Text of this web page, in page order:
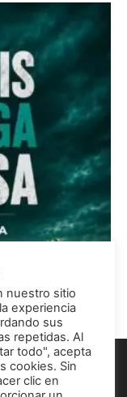
nuestro sitio
experiencia
sus
repetidas. Al
todo", acepta
cookies. Sin
clic en